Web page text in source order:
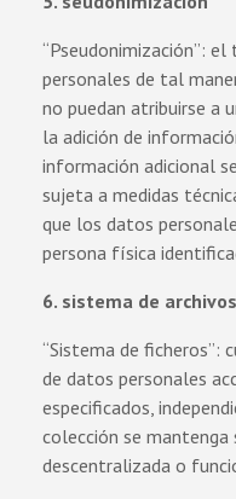
“Pseudonimización”:
personales de tal
no puedan atribuirse a
la adición de
información adicional
sujeta a medidas
que los datos
persona física
6. sistema de archivos
“Sistema de ficheros”:
de datos personales
especificados,
colección se mantenga
descentralizada o